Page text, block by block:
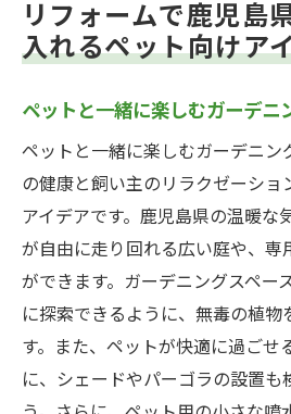
リフォームで鹿児島
入れるペット向けア
ペットと一緒に楽しむガーデニ
ペットと一緒に楽しむガーデニン
の健康と飼い主のリラクゼーショ
アイデアです。鹿児島県の温暖な
が自由に走り回れる広い庭や、専
ができます。ガーデニングスペー
に探索できるように、無毒の植物
す。また、ペットが快適に過ごせ
に、シェードやパーゴラの設置も